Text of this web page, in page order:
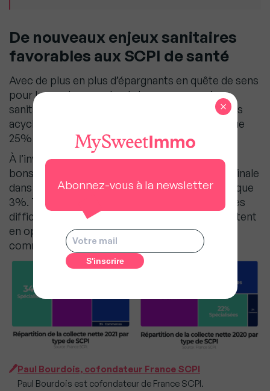
De nouveaux enjeux sanitaires
favorables aux SCPI de santé
Avec de plus en plus d’épargnants en quête de sens
pour leurs placements et de nouveaux enjeux
sanitaires, les SCPI de santé, grâce à leurs actifs
acycliques, ont à elles seules concentré presque
25% de la collecte annuelle des SCPI.
À l’inverse, les SCPI de Commerces, malgré de
bons rendements occupent une position marginale
dans la collecte puisqu’elles n’en représentent que
3%. Tout comme en 2020, ces dernières ont des
difficultés à convaincre les épargnants qui mettent
en opposition – à tort – Ecommerce et
commerces physiques.
Paul Bourdois, cofondateur France SCPI
Paul Bourdois est cofondateur de France SCPI.
Abonnez-vous à la newsletter
×